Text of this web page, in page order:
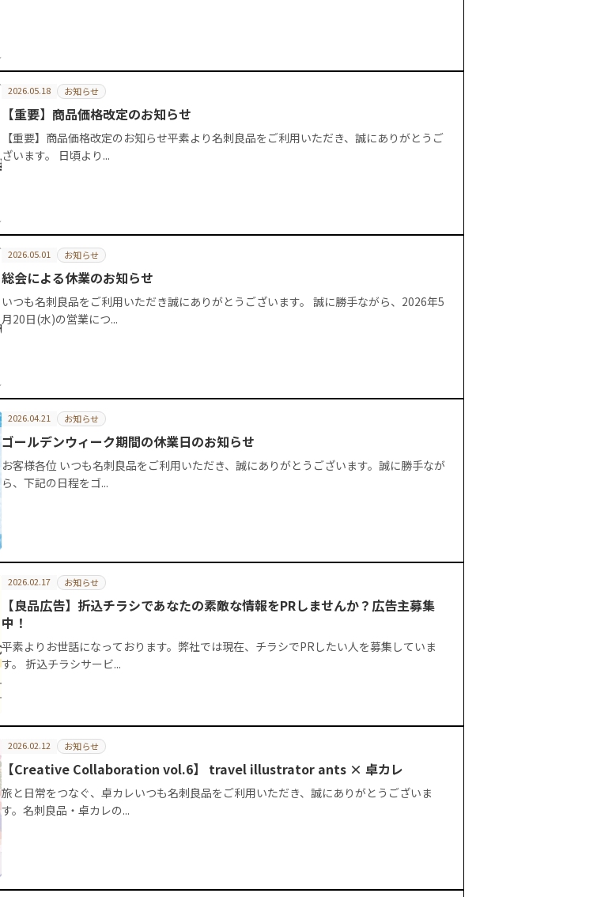
2026.05.18 お知らせ
【重要】商品価格改定のお知らせ
【重要】商品価格改定のお知らせ平素より名刺良品をご利用いただき、誠にありがとうご
ざいます。 日頃より...
2026.05.01 お知らせ
総会による休業のお知らせ
いつも名刺良品をご利用いただき誠にありがとうございます。 誠に勝手ながら、2026年5
月20日(水)の営業につ...
2026.04.21 お知らせ
ゴールデンウィーク期間の休業日のお知らせ
お客様各位 いつも名刺良品をご利用いただき、誠にありがとうございます。誠に勝手なが
ら、下記の日程をゴ...
2026.02.17 お知らせ
【良品広告】折込チラシであなたの素敵な情報をPRしませんか？広告主募集
中！
平素よりお世話になっております。弊社では現在、チラシでPRしたい人を募集していま
す。 折込チラシサービ...
2026.02.12 お知らせ
【Creative Collaboration vol.6】 travel illustrator ants × 卓カレ
旅と日常をつなぐ、卓カレいつも名刺良品をご利用いただき、誠にありがとうございま
す。名刺良品・卓カレの...